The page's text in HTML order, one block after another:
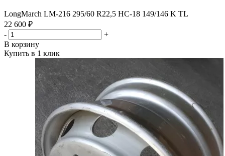
LongMarch LM-216 295/60 R22,5 НС-18 149/146 K TL
22 600 ₽
-
+
В корзину
Купить в 1 клик